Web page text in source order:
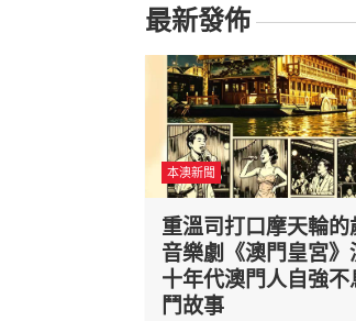
最新發佈
本澳新聞
重溫司打口摩天輪的
音樂劇《澳門皇宮》
十年代澳門人自強不
鬥故事